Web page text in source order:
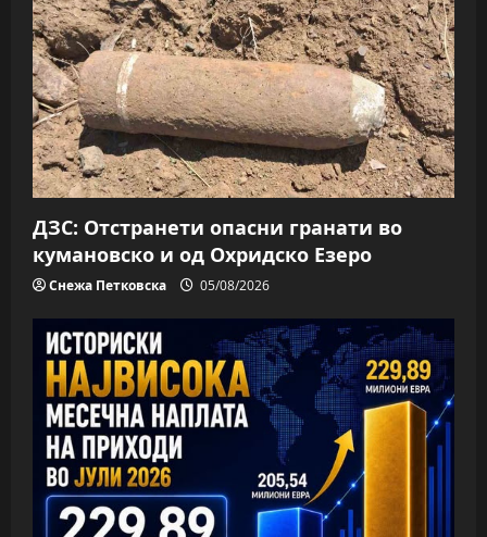
ДЗС: Отстранети опасни гранати во
кумановско и од Охридско Езеро
Снежа Петковска 05/08/2026